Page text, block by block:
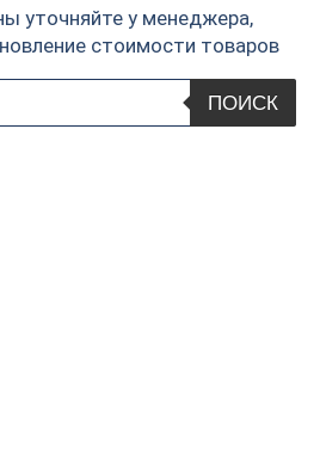
уточняйте у менеджера,
стоимости товаров
ПОИСК